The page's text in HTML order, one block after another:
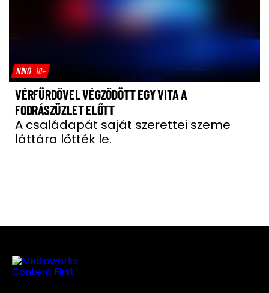
NÍNÓ 18+
VÉRFÜRDŐVEL VÉGZŐDÖTT EGY VITA A
FODRÁSZÜZLET ELŐTT
A családapát saját szerettei szeme
láttára lőtték le.